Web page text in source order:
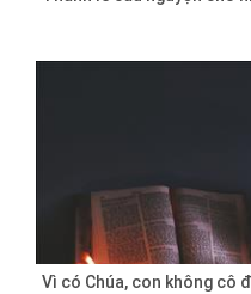
Vì có Chúa, con không cô